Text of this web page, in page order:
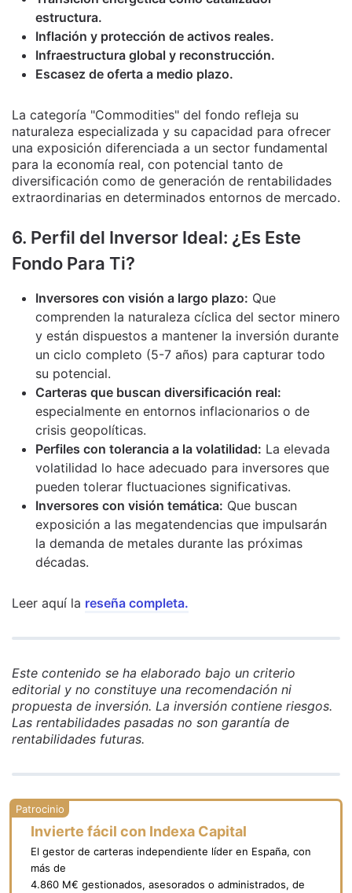
estructura.
Inflación y protección de activos reales.
Infraestructura global y reconstrucción.
Escasez de oferta a medio plazo.
La categoría "Commodities" del fondo refleja su
naturaleza especializada y su capacidad para ofrecer
una exposición diferenciada a un sector fundamental
para la economía real, con potencial tanto de
diversificación como de generación de rentabilidades
extraordinarias en determinados entornos de mercado.
6. Perfil del Inversor Ideal: ¿Es Este
Fondo Para Ti?
Inversores con visión a largo plazo: Que
comprenden la naturaleza cíclica del sector minero
y están dispuestos a mantener la inversión durante
un ciclo completo (5-7 años) para capturar todo
su potencial.
Carteras que buscan diversificación real:
especialmente en entornos inflacionarios o de
crisis geopolíticas.
Perfiles con tolerancia a la volatilidad: La elevada
volatilidad lo hace adecuado para inversores que
pueden tolerar fluctuaciones significativas.
Inversores con visión temática: Que buscan
exposición a las megatendencias que impulsarán
la demanda de metales durante las próximas
décadas.
Leer aquí la reseña completa.
Este contenido se ha elaborado bajo un criterio
editorial y no constituye una recomendación ni
propuesta de inversión. La inversión contiene riesgos.
Las rentabilidades pasadas no son garantía de
rentabilidades futuras.
Invierte fácil con Indexa Capital
El gestor de carteras independiente líder en España, con
más de
4.860 M€ gestionados, asesorados o administrados, de